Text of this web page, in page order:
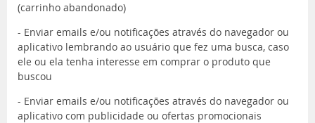
(carrinho abandonado)
- Enviar emails e/ou notificações através do navegador ou
aplicativo lembrando ao usuário que fez uma busca, caso
ele ou ela tenha interesse em comprar o produto que
buscou
- Enviar emails e/ou notificações através do navegador ou
aplicativo com publicidade ou ofertas promocionais